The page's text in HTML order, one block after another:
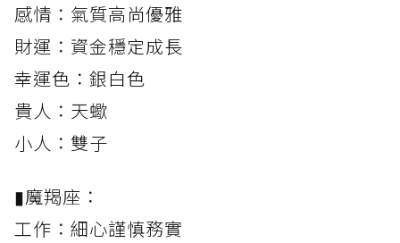
感情：氣質高尚優雅
財運：資金穩定成長
幸運色：銀白色
貴人：天蠍
小人：雙子
▮魔羯座：
工作：細心謹慎務實